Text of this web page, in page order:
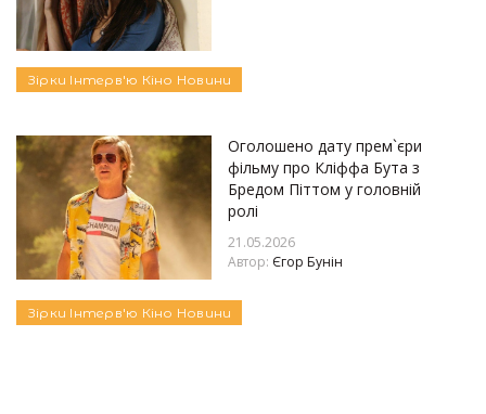
Зірки Інтерв'ю Кіно Новини
Оголошено дату прем`єри
фільму про Кліффа Бута з
Бредом Піттом у головній
ролі
21.05.2026
Автор: Єгор Бунін
Зірки Інтерв'ю Кіно Новини